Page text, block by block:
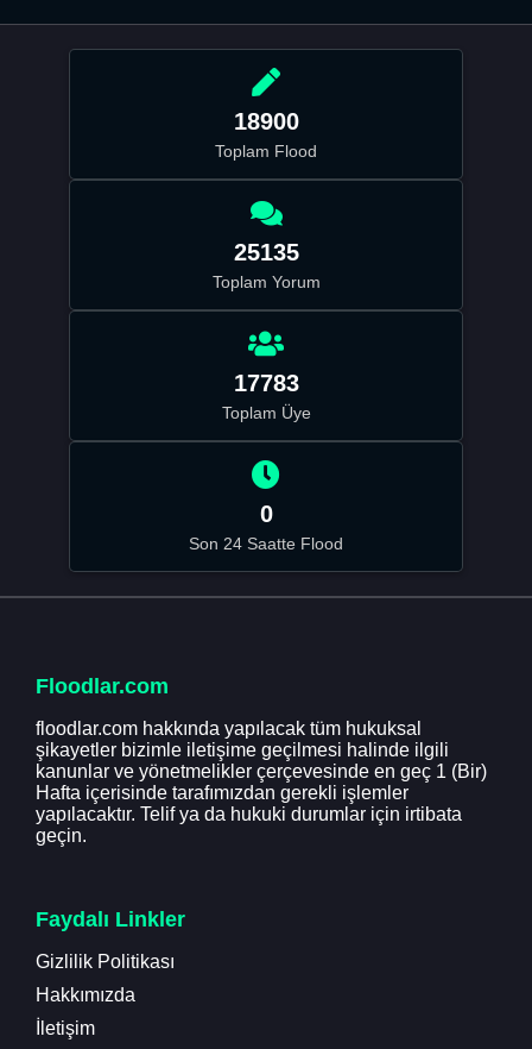
18900
Toplam Flood
25135
Toplam Yorum
17783
Toplam Üye
0
Son 24 Saatte Flood
Floodlar.com
floodlar.com hakkında yapılacak tüm hukuksal
şikayetler bizimle iletişime geçilmesi halinde ilgili
kanunlar ve yönetmelikler çerçevesinde en geç 1 (Bir)
Hafta içerisinde tarafımızdan gerekli işlemler
yapılacaktır. Telif ya da hukuki durumlar için irtibata
geçin.
Faydalı Linkler
Gizlilik Politikası
Hakkımızda
İletişim